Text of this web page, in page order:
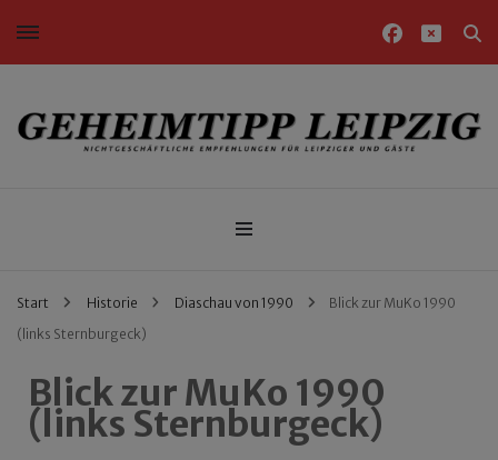
Nichtgeschäftliche Empfehlungen für Leipziger und Gäste
Start Historie Diaschau von 1990
Blick zur MuKo 1990
(links Sternburgeck)
Blick zur MuKo 1990
(links Sternburgeck)